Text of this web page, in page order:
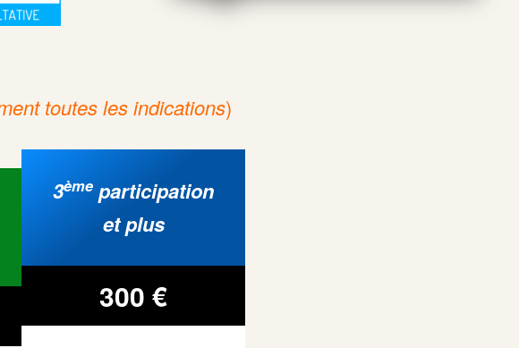
toutes les indications)
3ème participation
et plus
300 €